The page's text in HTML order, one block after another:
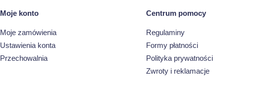
Moje konto
Moje zamówienia
Ustawienia konta
Przechowalnia
Centrum pomocy
Regulaminy
Formy płatności
Polityka prywatności
Zwroty i reklamacje